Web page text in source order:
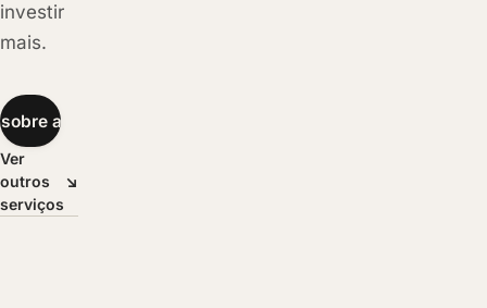
investir
mais.
aquisição
Ver
outros
serviços
↘